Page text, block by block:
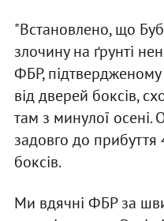
"Встановлено, що
злочину на ґрунті
ФБР,
від дверей боксів,
там з минулої осені.
задовго до прибуття
боксів.
Ми вдячні ФБР за